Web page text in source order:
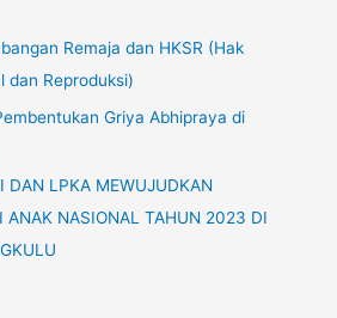
Remaja dan HKSR (Hak
dan Reproduksi)
Griya Abhipraya di
DAN LPKA MEWUJUDKAN
ANAK NASIONAL TAHUN 2023 DI